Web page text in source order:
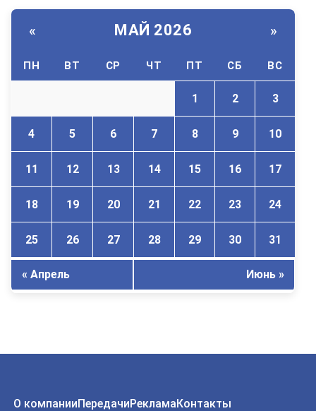
« МАЙ 2026 »
ПН ВТ СР ЧТ ПТ СБ ВС
1 2 3
4 5 6 7 8 9 10
11 12 13 14 15 16 17
18 19 20 21 22 23 24
25 26 27 28 29 30 31
« Апрель Июнь »
О компанииПередачиРекламаКонтакты